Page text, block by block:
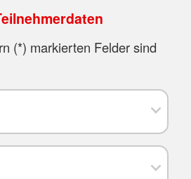
(*) markierten Felder sind